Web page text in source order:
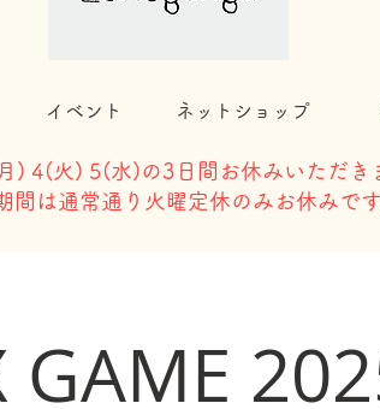
イベント ネットショップ
月) 4(火) 5(水)の3日間お休みいただき
間は通常通り火曜定休のみお休みです
GAME